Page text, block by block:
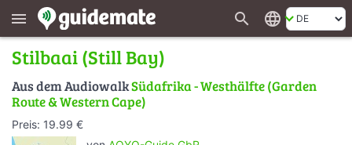
menu search language
Stilbaai (Still Bay)
Aus dem AudiowalkSüdafrika - Westhälfte (Garden
Route & Western Cape)
Preis: 19.99 €